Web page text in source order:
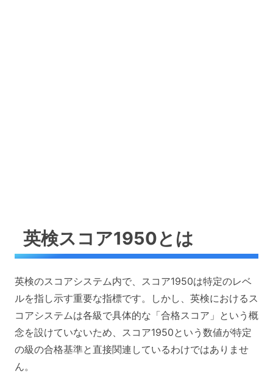
英検スコア1950とは
英検のスコアシステム内で、スコア1950は特定のレベ
ルを指し示す重要な指標です。しかし、英検におけるス
コアシステムは各級で具体的な「合格スコア」という概
念を設けていないため、スコア1950という数値が特定
の級の合格基準と直接関連しているわけではありませ
ん。